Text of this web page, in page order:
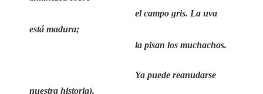
el campo gris. La uva
está madura;
la pisan los muchachos.
Ya puede reanudarse
nuestra historia).